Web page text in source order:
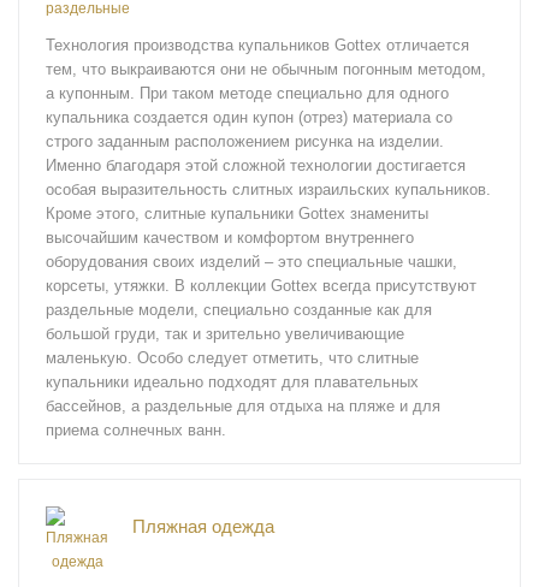
Технология производства купальников Gottex отличается
тем, что выкраиваются они не обычным погонным методом,
а купонным. При таком методе специально для одного
купальника создается один купон (отрез) материала со
строго заданным расположением рисунка на изделии.
Именно благодаря этой сложной технологии достигается
особая выразительность слитных израильских купальников.
Кроме этого, слитные купальники Gottex знамениты
высочайшим качеством и комфортом внутреннего
оборудования своих изделий – это специальные чашки,
корсеты, утяжки. В коллекции Gottex всегда присутствуют
раздельные модели, специально созданные как для
большой груди, так и зрительно увеличивающие
маленькую. Особо следует отметить, что слитные
купальники идеально подходят для плавательных
бассейнов, а раздельные для отдыха на пляже и для
приема солнечных ванн.
Пляжная одежда